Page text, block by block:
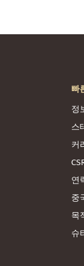
빠
정
스
커
연
중
목
슈